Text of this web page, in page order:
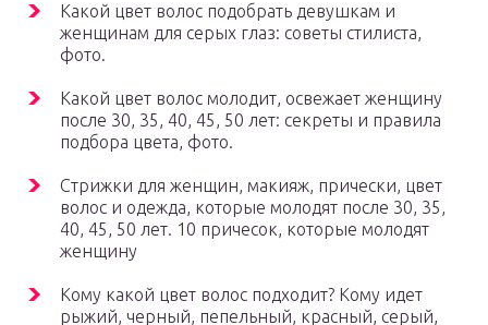
Какой цвет волос подобрать девушкам и
женщинам для серых глаз: советы стилиста,
фото.
Какой цвет волос молодит, освежает женщину
после 30, 35, 40, 45, 50 лет: секреты и правила
подбора цвета, фото.
Стрижки для женщин, макияж, прически, цвет
волос и одежда, которые молодят после 30, 35,
40, 45, 50 лет. 10 причесок, которые молодят
женщину
Кому какой цвет волос подходит? Кому идет
рыжий, черный, пепельный, красный, серый,